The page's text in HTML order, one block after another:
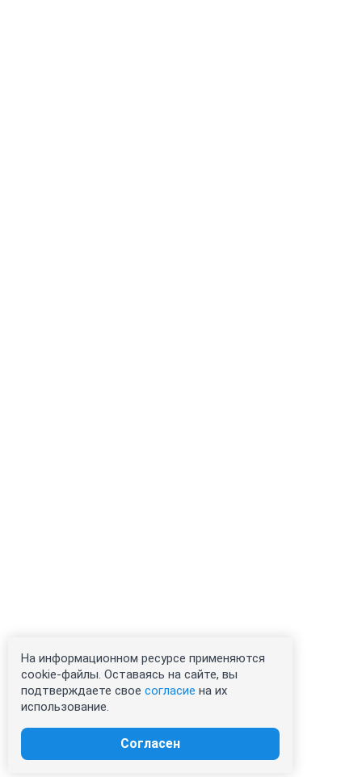
На информационном ресурсе применяются
cookie-файлы. Оставаясь на сайте, вы
подтверждаете свое согласие на их
использование.
Согласен